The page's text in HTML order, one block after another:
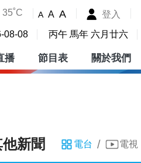
35˚C A A A 登入
08-08 丙午 馬年 六月廿六
播 節目表 關於我們
新聞 電台 / 電視